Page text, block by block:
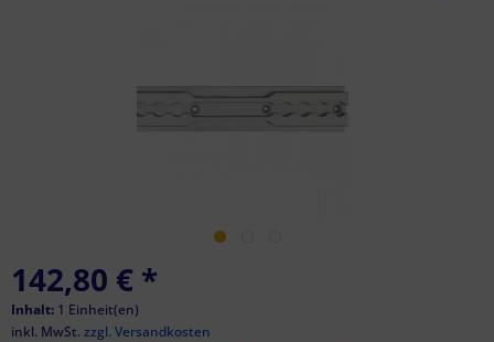
142,80 € *
Inhalt: 1 Einheit(en)
inkl. MwSt. zzgl. Versandkosten